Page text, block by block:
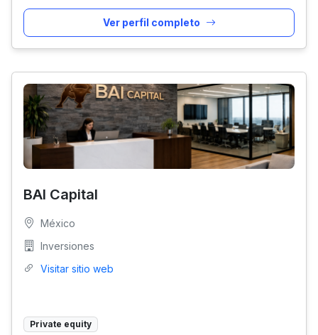
Ver perfil completo
BAI Capital
México
Inversiones
Visitar sitio web
Private equity